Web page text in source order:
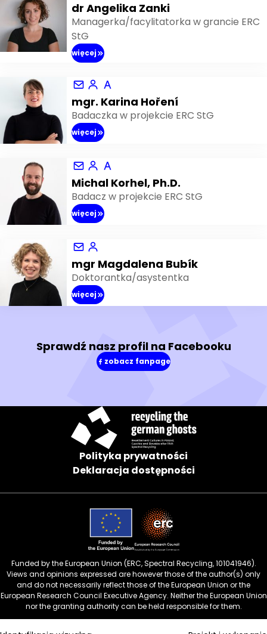
dr Angelika Zanki
Managerka/facylitatorka w grancie ERC
StG
więcej
mgr. Karina Hoření
Badaczka w projekcie ERC StG
więcej
Michal Korhel, Ph.D.
Badacz w projekcie ERC StG
więcej
mgr Magdalena Bubík
Doktorantka/asystentka
więcej
Sprawdź nasz profil na Facebooku
zobacz fanpage
(w
Polityka prywatności
Deklaracja dostępności
Funded by the European Union (ERC, Spectral Recycling, 101041946).
Views and opinions expressed are however those of the author(s) only
and do not necessarily reflect those of the European Union or the
European Research Council Executive Agency. Neither the European Union
nor the granting authority can be held responsible for them.